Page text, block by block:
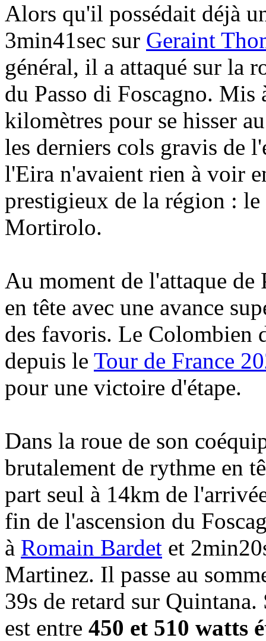
Alors qu'il possédait déjà
3min41sec sur Geraint
général, il a attaqué sur la
du Passo di Foscagno. Mis
kilomètres pour se hisser
les derniers cols gravis de
l'Eira n'avaient rien à voir
prestigieux de la région :
Mortirolo.
Au moment de l'attaque de
en tête avec une avance
des favoris. Le Colombien
depuis le Tour de France
pour une victoire d'étape.
Dans la roue de son
brutalement de rythme en
part seul à 14km de
fin de l'ascension du
à Romain Bardet et
Martinez. Il passe au
39s de retard sur Quintana.
est entre 450 et 510 watts